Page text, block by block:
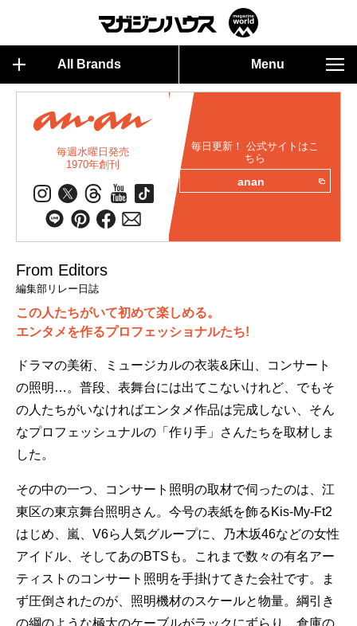
All Brands Menu
毎週水曜日発売
1970年創刊
毎日更新！ 公式サイトはこ
ちら
anan
From Editors
編集部リレー日誌
この人たちがいて初めて楽しめる。
エンタメを作るプロフェッショナルたち!
ドラマの美術、ミュージカルの衣装&床山、コンサート
の照明…。普段、表舞台には出てこないけれど、でもそ
の人たちがいなければエンタメ作品は完成しない、そん
なプロフェッシュナルの「作り手」さんたちを取材しま
した。
その中の一つ、コンサート照明の取材で伺ったのは、江
東区の東京舞台照明さん。今号の表紙を飾るKis-My-Ft2
はじめ、嵐、V6ら人気グループに、乃木坂46などの女性
アイドル、そしてあのBTSも。これまで数々の有名アー
ティストのコンサート照明を手掛けてきた会社です。ま
ず圧倒されたのが、照明機材のスケールと物量。綱引き
の綱のような極太のケーブルがラックにずらり。倉庫の